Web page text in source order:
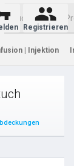
Registrieren
| Injektion